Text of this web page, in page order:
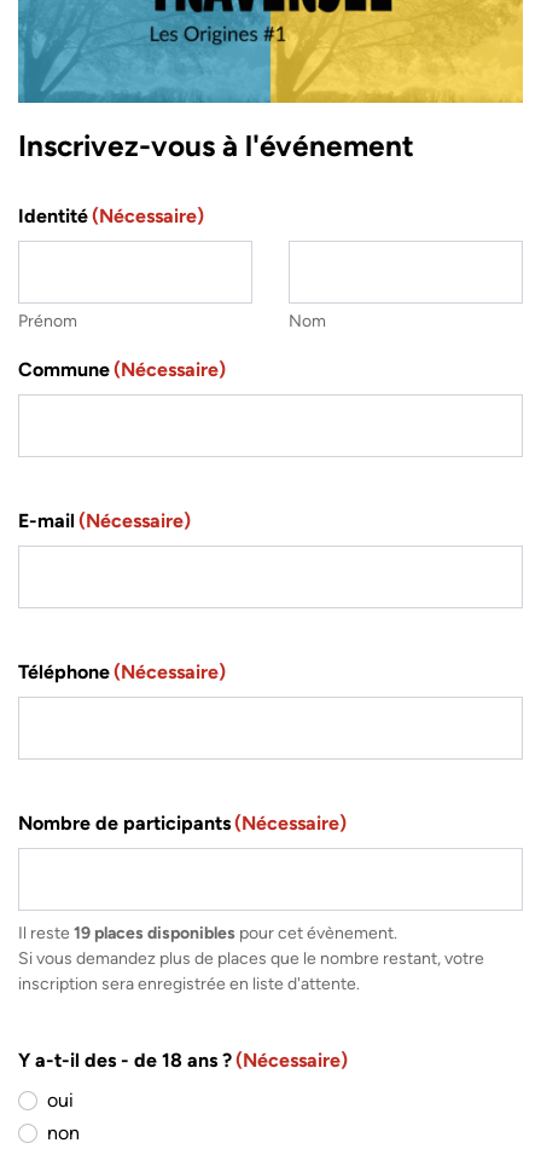
Inscrivez-vous à l'événement
Identité(Nécessaire)
Prénom Nom
Commune(Nécessaire)
E-mail (Nécessaire)
Téléphone(Nécessaire)
Nombre de participants(Nécessaire)
Il reste 19 places disponibles pour cet évènement.
Si vous demandez plus de places que le nombre restant, votre
inscription sera enregistrée en liste d'attente.
Y a-t-il des - de 18 ans ?(Nécessaire)
oui
non